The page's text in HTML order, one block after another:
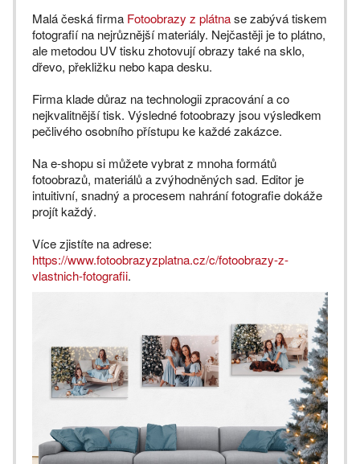
Malá česká firma Fotoobrazy z plátnase zabývá tiskem
fotografií na nejrůznější materiály. Nejčastěji je to plátno,
ale metodou UV tisku zhotovují obrazy také na sklo,
dřevo, překližku nebo kapa desku.
Firma klade důraz na technologii zpracování a co
nejkvalitnější tisk. Výsledné fotoobrazy jsou výsledkem
pečlivého osobního přístupu ke každé zakázce.
Na e-shopu si můžete vybrat z mnoha formátů
fotoobrazů, materiálů a zvýhodněných sad. Editor je
intuitivní, snadný a procesem nahrání fotografie dokáže
projít každý.
Více zjistíte na adrese:
https://www.fotoobrazyzplatna.cz/c/fotoobrazy-z-
vlastnich-fotografii.